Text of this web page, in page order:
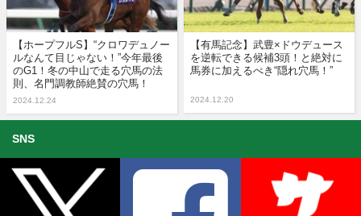
【ホープフルS】“クロワデュノー
ルなんて目じゃない！”今年最後
のG1！冬の中山で走る穴馬の法
則、名門調教師絶賛の穴馬！
2024.12.24
【有馬記念】武豊×ドウデュース
を逆転できる候補3頭！と絶対に
馬券に加えるべき“隠れ穴馬！”
2024.12.20
SNS